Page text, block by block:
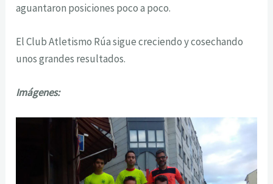
aguantaron posiciones poco a poco.
El Club Atletismo Rúa sigue creciendo y cosechando
unos grandes resultados.
Imágenes: